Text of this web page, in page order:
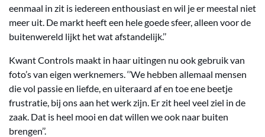
eenmaal in zit is iedereen enthousiast en wil je er meestal niet
meer uit. De markt heeft een hele goede sfeer, alleen voor de
buitenwereld lijkt het wat afstandelijk.’’
Kwant Controls maakt in haar uitingen nu ook gebruik van
foto’s van eigen werknemers. ‘’We hebben allemaal mensen
die vol passie en liefde, en uiteraard af en toe ene beetje
frustratie, bij ons aan het werk zijn. Er zit heel veel ziel in de
zaak. Dat is heel mooi en dat willen we ook naar buiten
brengen’’.